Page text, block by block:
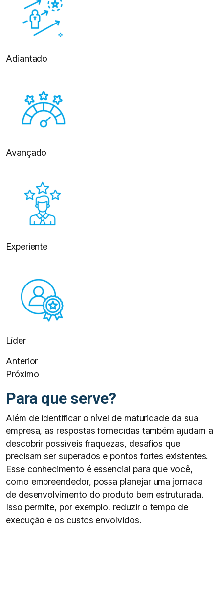
Adiantado
Avançado
Experiente
Líder
Anterior
Próximo
Para que serve?
Além de identificar o nível de maturidade da sua
empresa, as respostas fornecidas também ajudam a
descobrir possíveis fraquezas, desafios que
precisam ser superados e pontos fortes existentes.
Esse conhecimento é essencial para que você,
como empreendedor, possa planejar uma jornada
de desenvolvimento do produto bem estruturada.
Isso permite, por exemplo, reduzir o tempo de
execução e os custos envolvidos.